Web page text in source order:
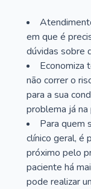
em que é
dúvidas sobre
Economiza
não correr o
para a sua
problema já na
Para quem
clínico geral, é
próximo pelo
paciente há
pode realizar